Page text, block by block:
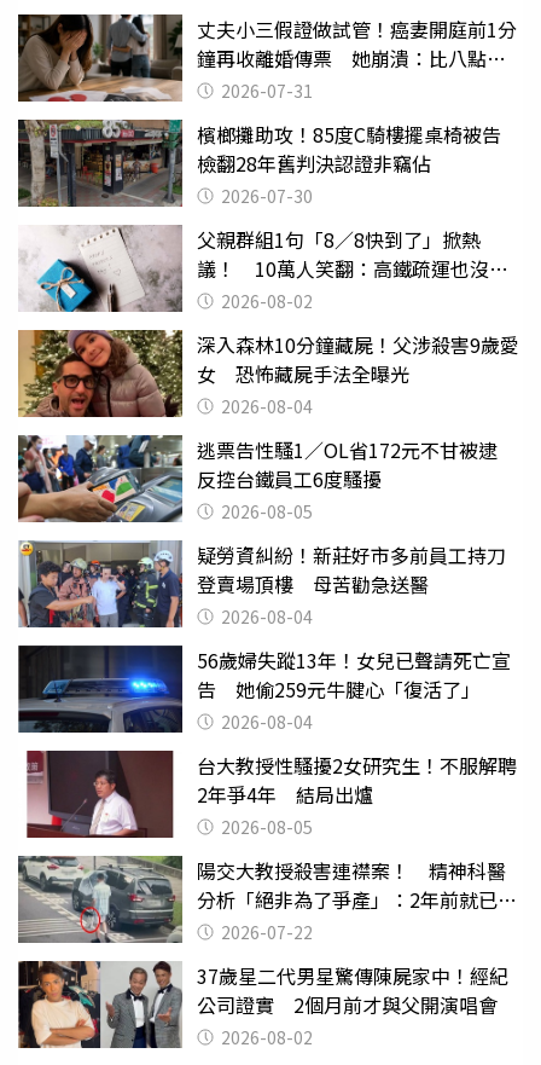
丈夫小三假證做試管！癌妻開庭前1分
鐘再收離婚傳票 她崩潰：比八點檔
還扯2026-07-31
檳榔攤助攻！85度C騎樓擺桌椅被告
檢翻28年舊判決認證非竊佔
2026-07-30
父親群組1句「8／8快到了」掀熱
議！ 10萬人笑翻：高鐵疏運也沒列
父親節
2026-08-02
深入森林10分鐘藏屍！父涉殺害9歲愛
女 恐怖藏屍手法全曝光
2026-08-04
逃票告性騷1／OL省172元不甘被逮
反控台鐵員工6度騷擾
2026-08-05
疑勞資糾紛！新莊好市多前員工持刀
登賣場頂樓 母苦勸急送醫
2026-08-04
56歲婦失蹤13年！女兒已聲請死亡宣
告 她偷259元牛腱心「復活了」
2026-08-04
台大教授性騷擾2女研究生！不服解聘
2年爭4年 結局出爐
2026-08-05
陽交大教授殺害連襟案！ 精神科醫
分析「絕非為了爭產」：2年前就已言
行詭異
2026-07-22
37歲星二代男星驚傳陳屍家中！經紀
公司證實 2個月前才與父開演唱會
2026-08-02